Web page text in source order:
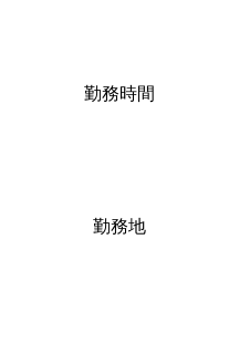
勤務時間
勤務地